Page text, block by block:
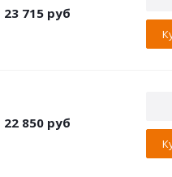
23 715 руб
22 850 руб